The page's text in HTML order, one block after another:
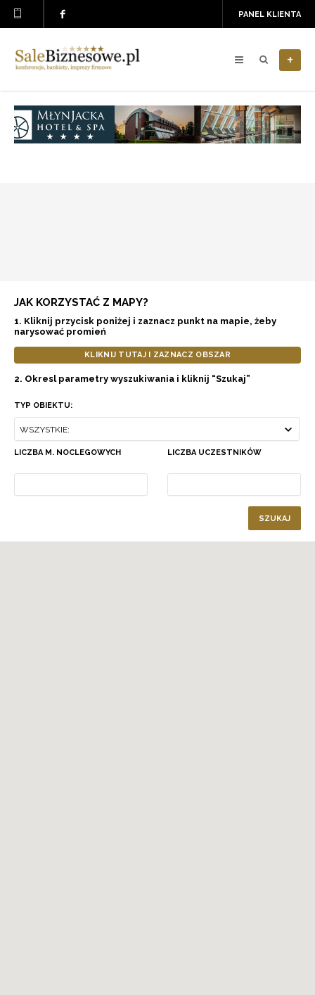
PANEL KLIENTA
+
JAK KORZYSTAĆ Z MAPY?
1. Kliknij przycisk poniżej i zaznacz punkt na mapie, żeby
narysować promień
KLIKNIJ TUTAJ I ZAZNACZ OBSZAR
2. Okresl parametry wyszukiwania i kliknij “Szukaj”
TYP OBIEKTU:
WSZYSTKIE:
LICZBA M. NOCLEGOWYCH LICZBA UCZESTNIKÓW
SZUKAJ